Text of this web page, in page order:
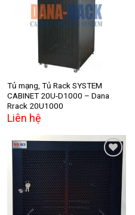
Add to
wishlist
Tủ mạng, Tủ Rack SYSTEM
CABINET 20U-D1000 – Dana
Rrack 20U1000
Liên hệ
Add to
wishlist